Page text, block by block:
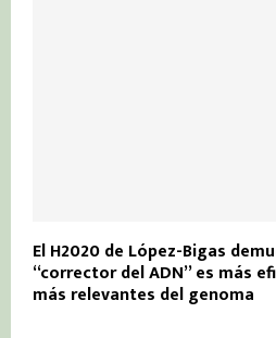
El H2020 de López-Bigas
“corrector del ADN” es más
más relevantes del genoma